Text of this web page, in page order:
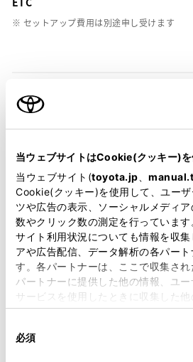
当ウェブサイトはCookie(クッキー)を
当ウェブサイト(toyota.jp
Cookie(クッキー)を使用して、ユー
ツや広告の表示、ソーシャルメディ
数やクリック数の測定を行っていま
サイト利用状況についても情報を収
アや広告配信、データ解析の各パー
す。各パートナーは、ここで収集さ
パートナーに提供した他の情報、ユ
サービスを使用したときに収集した
使用することがあります。当ウェブ
必須
※ セットアップ費用は別途申し受けます
安全装置・運転サポート
サポカー
衝突被害軽減ブレーキ
車線逸脱警報